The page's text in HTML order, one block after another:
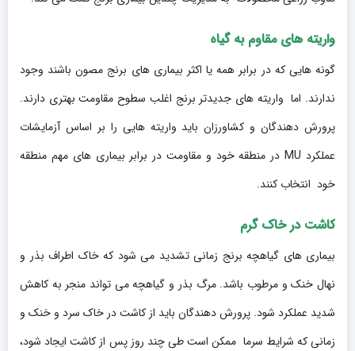
واریته های مقاوم به گیاه
گونه هایی که در برابر همه یا اکثر بیماری های برنج مصون باشند وجود
ندارند. اما واریته های جدیدتر برنج اغلب سطوح مقاومت بهتری دارند.
پرورش دهندگان و کشاورزان باید واریته هایی را بر اساس آزمایشات
عملکرد MU در منطقه خود و مقاومت در برابر بیماری های مهم منطقه
خود انتخاب کنند.
کاشت در خاک گرم
بیماری های گیاهچه برنج زمانی تشدید می شود که خاک اطراف بذر و
نهال خنک و مرطوب باشد. مرگ بذر و گیاهچه می تواند منجر به کاهش
شدید عملکرد شود. پرورش دهندگان باید از کاشت در خاک سرد و خنک و
زمانی که شرایط سرما ممکن است طی چند روز پس از کاشت ایجاد شود،